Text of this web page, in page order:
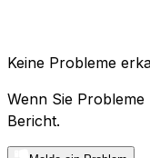
Keine Probleme
Wenn Sie
Bericht.